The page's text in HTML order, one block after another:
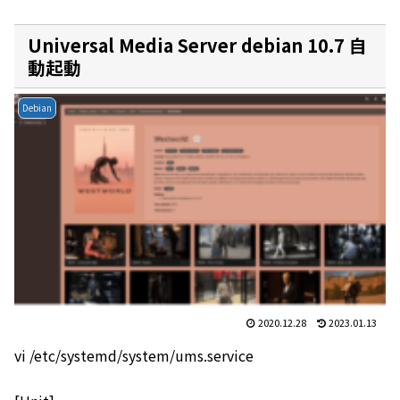
Universal Media Server debian 10.7 自
動起動
Debian
2020.12.28 2023.01.13
vi /etc/systemd/system/ums.service